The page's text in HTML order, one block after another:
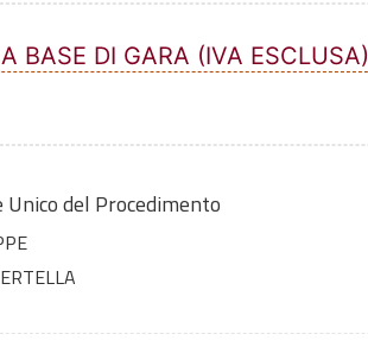
BASE DI GARA (IVA ESCLUSA)
Unico del Procedimento